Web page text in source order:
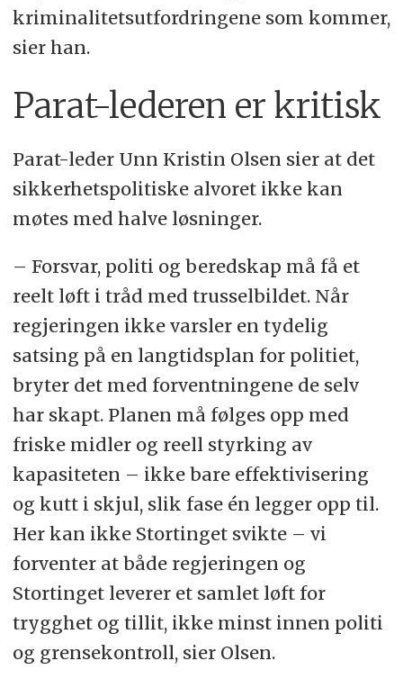
kriminalitetsutfordringene som kommer,
sier han.
Parat-lederen er kritisk
Parat-leder Unn Kristin Olsen sier at det
sikkerhetspolitiske alvoret ikke kan
møtes med halve løsninger.
– Forsvar, politi og beredskap må få et
reelt løft i tråd med trusselbildet. Når
regjeringen ikke varsler en tydelig
satsing på en langtidsplan for politiet,
bryter det med forventningene de selv
har skapt. Planen må følges opp med
friske midler og reell styrking av
kapasiteten – ikke bare effektivisering
og kutt i skjul, slik fase én legger opp til.
Her kan ikke Stortinget svikte – vi
forventer at både regjeringen og
Stortinget leverer et samlet løft for
trygghet og tillit, ikke minst innen politi
og grensekontroll, sier Olsen.